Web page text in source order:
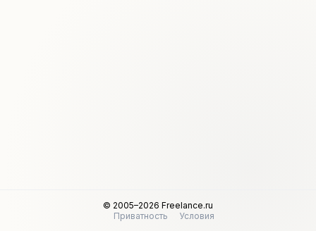
© 2005–2026 Freelance.ru
Приватность
Условия